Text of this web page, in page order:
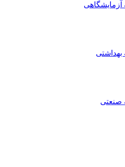
آزمایشگاهی
بهداشتی
صنعتی